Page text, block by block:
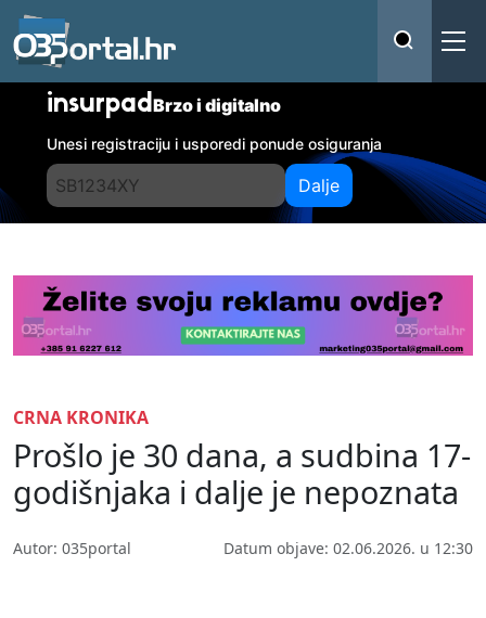
insurpadBrzo i digitalno
Unesi registraciju i usporedi ponude osiguranja
Dalje
CRNA KRONIKA
Prošlo je 30 dana, a sudbina 17-
godišnjaka i dalje je nepoznata
Autor: 035portal Datum objave: 02.06.2026. u 12:30